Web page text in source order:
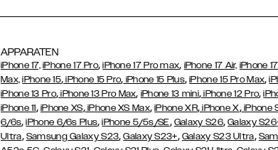
APPARATEN
iPhone 17, iPhone 17 Pro,iPhone 17 Pro max, iPhone 17 Air, iPhone
Max, iPhone 15, iPhone 15 Pro, iPhone 15 Plus,iPhone 15 Pro Max,
iPhone 13 Pro, iPhone 13 Pro Max, iPhone 13 mini,iPhone 12 Pro,
iPhone 11, iPhone XS,iPhone XS Max,iPhone XR,iPhone X,iPhone
6/6s,iPhone 6/6s Plus,iPhone 5/5s/SE, Galaxy S26,Galaxy
Ultra, Samsung Galaxy S23,Galaxy S23+, Galaxy S23 Ultra,